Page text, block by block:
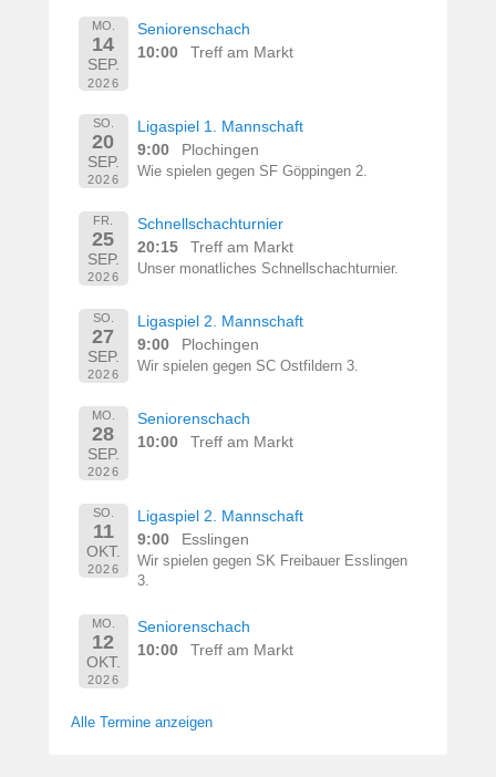
MO.
14
SEP.
2026
Seniorenschach
10:00
Treff am Markt
SO.
20
SEP.
2026
Ligaspiel 1. Mannschaft
9:00
Plochingen
Wie spielen gegen SF Göppingen 2.
FR.
25
SEP.
2026
Schnellschachturnier
20:15
Treff am Markt
Unser monatliches Schnellschachturnier.
SO.
27
SEP.
2026
Ligaspiel 2. Mannschaft
9:00
Plochingen
Wir spielen gegen SC Ostfildern 3.
MO.
28
SEP.
2026
Seniorenschach
10:00
Treff am Markt
SO.
11
OKT.
2026
Ligaspiel 2. Mannschaft
9:00
Esslingen
Wir spielen gegen SK Freibauer Esslingen
3.
MO.
12
OKT.
2026
Seniorenschach
10:00
Treff am Markt
Alle Termine anzeigen